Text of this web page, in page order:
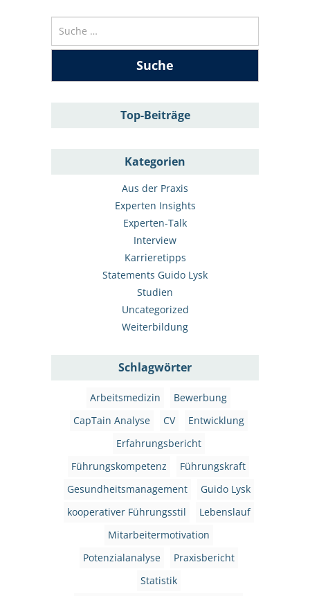
Top-Beiträge
Kategorien
Aus der Praxis
Experten Insights
Experten-Talk
Interview
Karrieretipps
Statements Guido Lysk
Studien
Uncategorized
Weiterbildung
Schlagwörter
Arbeitsmedizin
Bewerbung
CapTain Analyse
CV
Entwicklung
Erfahrungsbericht
Führungskompetenz
Führungskraft
Gesundheitsmanagement
Guido Lysk
kooperativer Führungsstil
Lebenslauf
Mitarbeitermotivation
Potenzialanalyse
Praxisbericht
Statistik